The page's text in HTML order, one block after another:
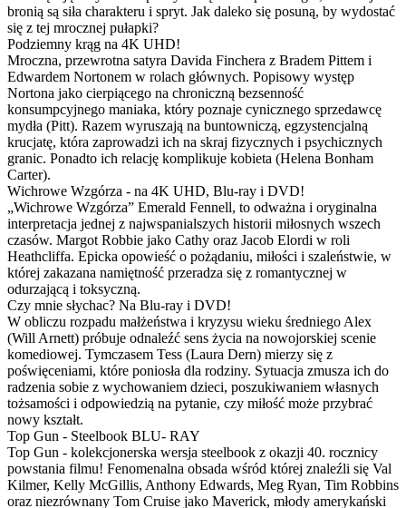
bronią są siła charakteru i spryt. Jak daleko się posuną, by wydostać
się z tej mrocznej pułapki?
Podziemny krąg na 4K UHD!
Mroczna, przewrotna satyra Davida Finchera z Bradem Pittem i
Edwardem Nortonem w rolach głównych. Popisowy występ
Nortona jako cierpiącego na chroniczną bezsenność
konsumpcyjnego maniaka, który poznaje cynicznego sprzedawcę
mydła (Pitt). Razem wyruszają na buntowniczą, egzystencjalną
krucjatę, która zaprowadzi ich na skraj fizycznych i psychicznych
granic. Ponadto ich relację komplikuje kobieta (Helena Bonham
Carter).
Wichrowe Wzgórza - na 4K UHD, Blu-ray i DVD!
„Wichrowe Wzgórza” Emerald Fennell, to odważna i oryginalna
interpretacja jednej z najwspanialszych historii miłosnych wszech
czasów. Margot Robbie jako Cathy oraz Jacob Elordi w roli
Heathcliffa. Epicka opowieść o pożądaniu, miłości i szaleństwie, w
której zakazana namiętność przeradza się z romantycznej w
odurzającą i toksyczną.
Czy mnie słychac? Na Blu-ray i DVD!
W obliczu rozpadu małżeństwa i kryzysu wieku średniego Alex
(Will Arnett) próbuje odnaleźć sens życia na nowojorskiej scenie
komediowej. Tymczasem Tess (Laura Dern) mierzy się z
poświęceniami, które poniosła dla rodziny. Sytuacja zmusza ich do
radzenia sobie z wychowaniem dzieci, poszukiwaniem własnych
tożsamości i odpowiedzią na pytanie, czy miłość może przybrać
nowy kształt.
Top Gun - Steelbook BLU- RAY
Top Gun - kolekcjonerska wersja steelbook z okazji 40. rocznicy
powstania filmu! Fenomenalna obsada wśród której znaleźli się Val
Kilmer, Kelly McGillis, Anthony Edwards, Meg Ryan, Tim Robbins
oraz niezrównany Tom Cruise jako Maverick, młody amerykański